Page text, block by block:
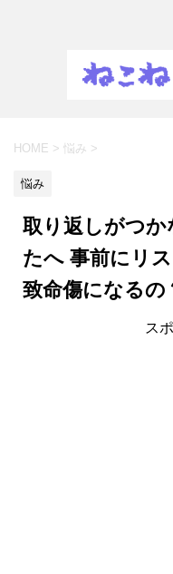
HOME > 悩み >
悩み
取り返しがつ
たへ 事前にリ
致命傷になるの
ス